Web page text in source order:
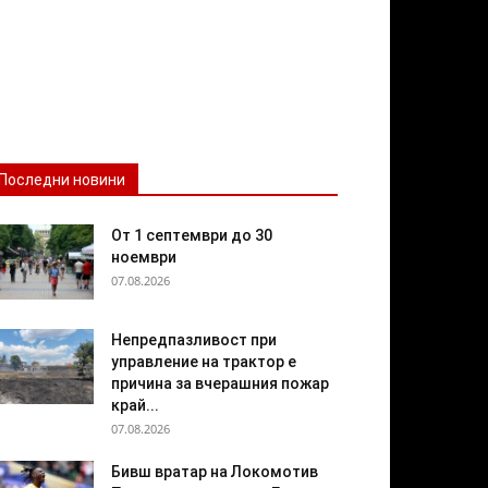
новини
От 1 септември до 30
ноември
07.08.2026
Непредпазливост при
управление на трактор е
причина за вчерашния пожар
край...
07.08.2026
Бивш вратар на Локомотив